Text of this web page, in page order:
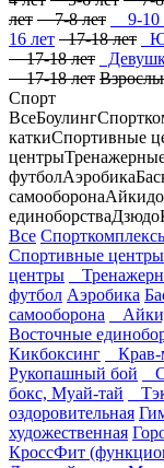
лет 7-8 лет 9-10
16 лет 17-18 лет
17-18 лет
17-18 лет
Спорт
ВсеБоулинг
каткиСпортивные
центры
футболАэробика
самооборонаАйкидо
единоборстваДзюдо
Все
Спортивные центры
центры
футбол Аэробика
самооборона
Восточные
Кикбоксинг
Крав-
Рукопашный бой
бокс, Муай-тай
оздоровительная
художественная
КроссФит